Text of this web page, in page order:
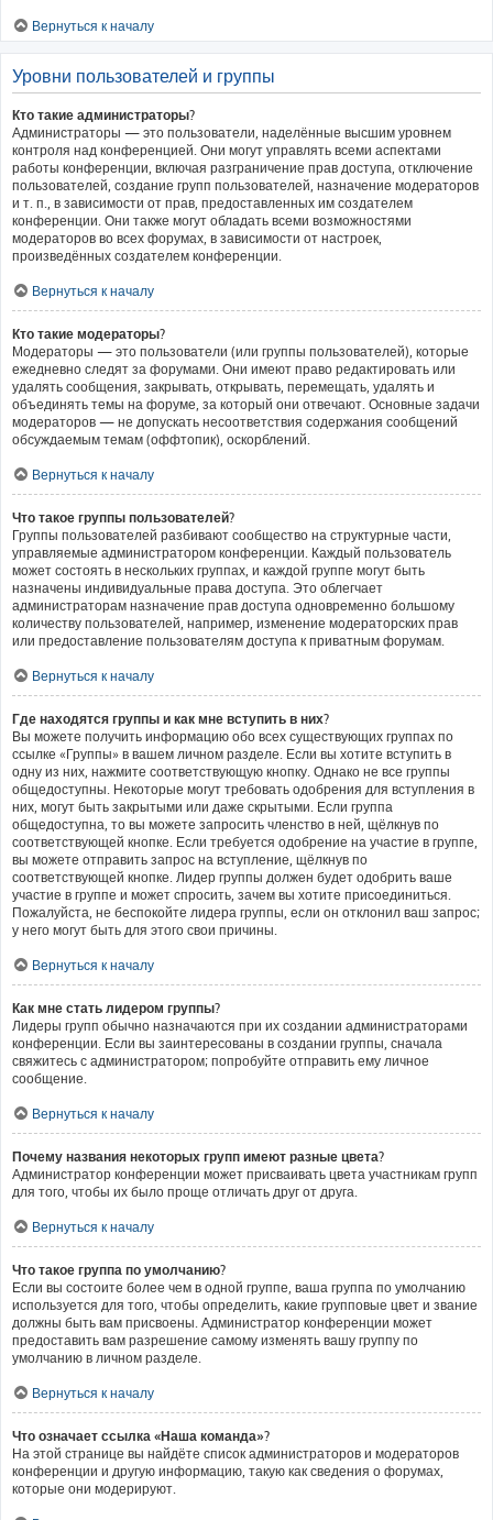
Вернуться к началу
Уровни пользователей и группы
Кто такие администраторы?
Администраторы — это пользователи, наделённые высшим уровнем
контроля над конференцией. Они могут управлять всеми аспектами
работы конференции, включая разграничение прав доступа, отключение
пользователей, создание групп пользователей, назначение модераторов
и т. п., в зависимости от прав, предоставленных им создателем
конференции. Они также могут обладать всеми возможностями
модераторов во всех форумах, в зависимости от настроек,
произведённых создателем конференции.
Вернуться к началу
Кто такие модераторы?
Модераторы — это пользователи (или группы пользователей), которые
ежедневно следят за форумами. Они имеют право редактировать или
удалять сообщения, закрывать, открывать, перемещать, удалять и
объединять темы на форуме, за который они отвечают. Основные задачи
модераторов — не допускать несоответствия содержания сообщений
обсуждаемым темам (оффтопик), оскорблений.
Вернуться к началу
Что такое группы пользователей?
Группы пользователей разбивают сообщество на структурные части,
управляемые администратором конференции. Каждый пользователь
может состоять в нескольких группах, и каждой группе могут быть
назначены индивидуальные права доступа. Это облегчает
администраторам назначение прав доступа одновременно большому
количеству пользователей, например, изменение модераторских прав
или предоставление пользователям доступа к приватным форумам.
Вернуться к началу
Где находятся группы и как мне вступить в них?
Вы можете получить информацию обо всех существующих группах по
ссылке «Группы» в вашем личном разделе. Если вы хотите вступить в
одну из них, нажмите соответствующую кнопку. Однако не все группы
общедоступны. Некоторые могут требовать одобрения для вступления в
них, могут быть закрытыми или даже скрытыми. Если группа
общедоступна, то вы можете запросить членство в ней, щёлкнув по
соответствующей кнопке. Если требуется одобрение на участие в группе,
вы можете отправить запрос на вступление, щёлкнув по
соответствующей кнопке. Лидер группы должен будет одобрить ваше
участие в группе и может спросить, зачем вы хотите присоединиться.
Пожалуйста, не беспокойте лидера группы, если он отклонил ваш запрос;
у него могут быть для этого свои причины.
Вернуться к началу
Как мне стать лидером группы?
Лидеры групп обычно назначаются при их создании администраторами
конференции. Если вы заинтересованы в создании группы, сначала
свяжитесь с администратором; попробуйте отправить ему личное
сообщение.
Вернуться к началу
Почему названия некоторых групп имеют разные цвета?
Администратор конференции может присваивать цвета участникам групп
для того, чтобы их было проще отличать друг от друга.
Вернуться к началу
Что такое группа по умолчанию?
Если вы состоите более чем в одной группе, ваша группа по умолчанию
используется для того, чтобы определить, какие групповые цвет и звание
должны быть вам присвоены. Администратор конференции может
предоставить вам разрешение самому изменять вашу группу по
умолчанию в личном разделе.
Вернуться к началу
Что означает ссылка «Наша команда»?
На этой странице вы найдёте список администраторов и модераторов
конференции и другую информацию, такую как сведения о форумах,
которые они модерируют.